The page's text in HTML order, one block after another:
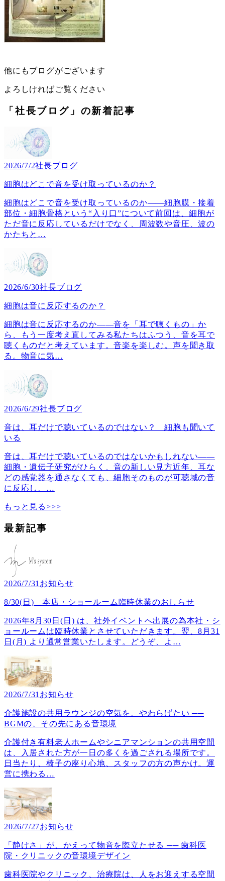
他にもブログがございます
よろしければご覧ください
「社長ブログ」の新着記事
2026/7/2社長ブログ
細胞はどこで音を受け取っているのか？
細胞はどこで音を受け取っているのか――細胞膜・接着
部位・細胞骨格という“入り口”について前回は、細胞が
ただ音に反応しているだけでなく、周波数や音圧、波の
かたちと …
2026/6/30社長ブログ
細胞は音に反応するのか？
細胞は音に反応するのか――音を「耳で聴くもの」か
ら、もう一度考え直してみる私たちはふつう、音を耳で
聴くものだと考えています。音楽を楽しむ。声を聞き取
る。物音に気…
2026/6/29社長ブログ
音は、耳だけで聴いているのではない？ 細胞も聞いて
いる
音は、耳だけで聴いているのではないかもしれない――
細胞・遺伝子研究がひらく、音の新しい見方近年、耳な
どの感覚器を通さなくても、細胞そのものが可聴域の音
に反応し、 …
もっと見る>>>
最新記事
2026/7/31 お知らせ
8/30(日) 本店・ショールーム臨時休業のおしらせ
2026年8月30日(日) は、社外イベントへ出展の為本社・シ
ョールームは臨時休業とさせていただきます。翌、8月31
日(月) より通常営業いたします。どうぞ、よ …
2026/7/31 お知らせ
介護施設の共用ラウンジの空気を、やわらげたい ──
BGMの、その先にある音環境
介護付き有料老人ホームやシニアマンションの共用空間
は、入居された方が一日の多くを過ごされる場所です。
日当たり、椅子の座り心地、スタッフの方の声かけ。運
営に携わる …
2026/7/27お知らせ
「静けさ」が、かえって物音を際立たせる ── 歯科医
院・クリニックの音環境デザイン
歯科医院やクリニック、治療院は、人をお迎えする空間